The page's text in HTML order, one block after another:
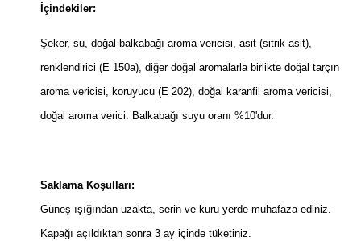
İçindekiler:
Şeker, su, doğal balkabağı aroma vericisi, asit (sitrik asit),
renklendirici (E 150a), diğer doğal aromalarla birlikte doğal tarçın
aroma vericisi, koruyucu (E 202), doğal karanfil aroma vericisi,
doğal aroma verici. Balkabağı suyu oranı %10'dur.
Saklama Koşulları:
Güneş ışığından uzakta, serin ve kuru yerde muhafaza ediniz.
Kapağı açıldıktan sonra 3 ay içinde tüketiniz.